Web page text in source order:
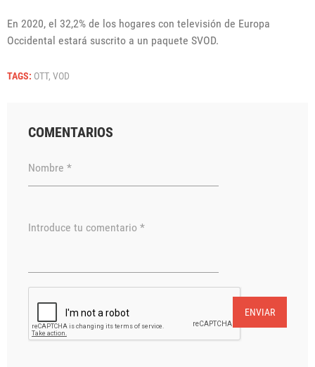
En 2020, el 32,2% de los hogares con televisión de Europa
Occidental estará suscrito a un paquete SVOD.
TAGS: OTT, VOD
COMENTARIOS
Nombre *
Introduce tu comentario *
ENVIAR